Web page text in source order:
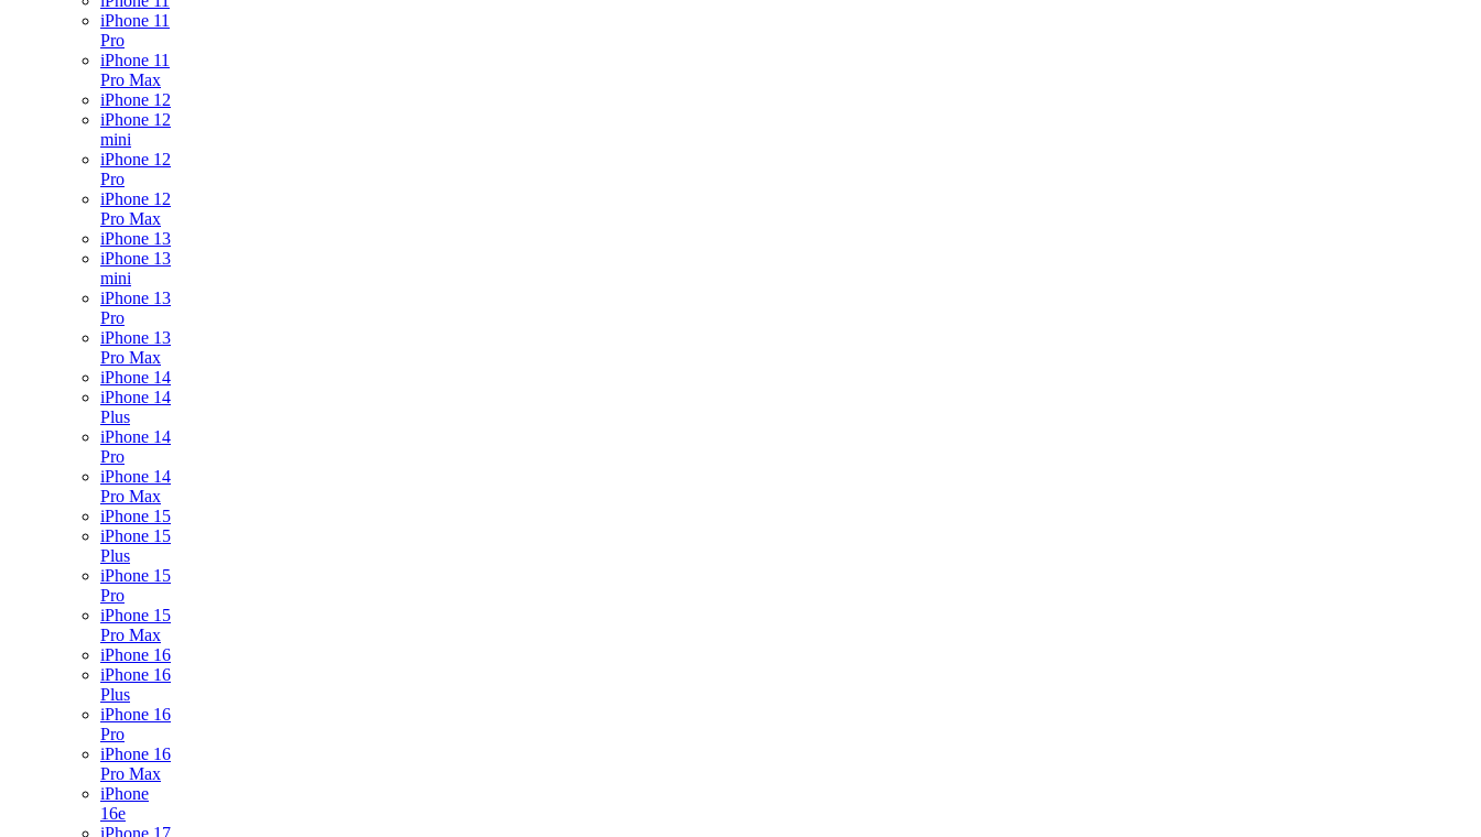
iPhone 11
Pro
iPhone 11
Pro Max
iPhone 12
iPhone 12
mini
iPhone 12
Pro
iPhone 12
Pro Max
iPhone 13
iPhone 13
mini
iPhone 13
Pro
iPhone 13
Pro Max
iPhone 14
iPhone 14
Plus
iPhone 14
Pro
iPhone 14
Pro Max
iPhone 15
iPhone 15
Plus
iPhone 15
Pro
iPhone 15
Pro Max
iPhone 16
iPhone 16
Plus
iPhone 16
Pro
iPhone 16
Pro Max
iPhone
16e
iPhone 17